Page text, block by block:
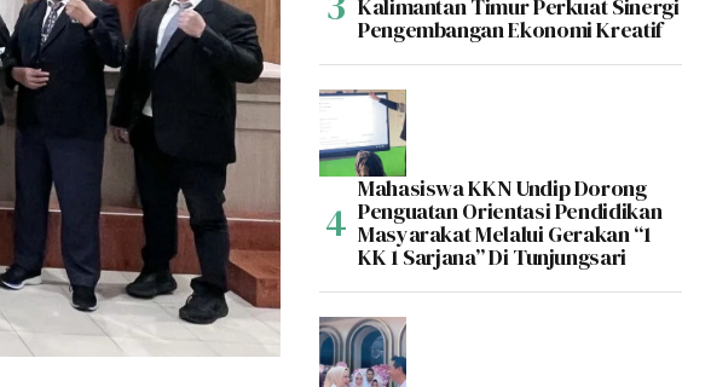
Kalimantan Timur Perkuat Sinergi
Pengembangan Ekonomi Kreatif
Mahasiswa KKN Undip Dorong
Penguatan Orientasi Pendidikan
Masyarakat Melalui Gerakan “1
KK 1 Sarjana” Di Tunjungsari